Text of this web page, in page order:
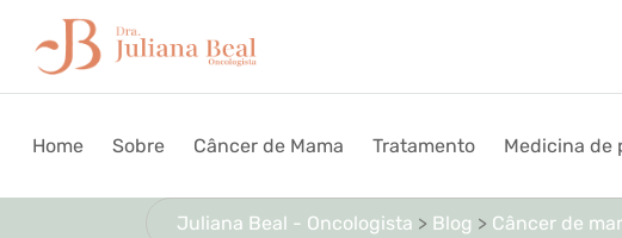
Home Sobre Câncer de Mama Tratamento Medicina de
Juliana Beal - Oncologista > Blog > Câncer de